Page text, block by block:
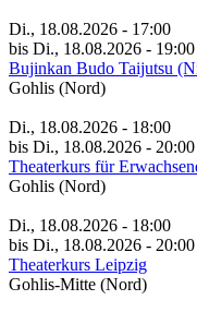
Di., 18.08.2026 - 17:00
bis Di., 18.08.2026 - 19:00
Bujinkan Budo Taijutsu
Gohlis (Nord)
Di., 18.08.2026 - 18:00
bis Di., 18.08.2026 - 20:00
Theaterkurs für
Gohlis (Nord)
Di., 18.08.2026 - 18:00
bis Di., 18.08.2026 - 20:00
Theaterkurs Leipzig
Gohlis-Mitte (Nord)